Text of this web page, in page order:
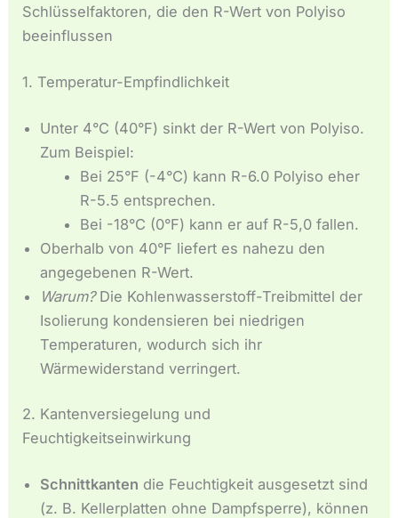
Schlüsselfaktoren, die den R-Wert von Polyiso
beeinflussen
1. Temperatur-Empfindlichkeit
Unter 4°C (40°F) sinkt der R-Wert von Polyiso.
Zum Beispiel:
Bei 25°F (-4°C) kann R-6.0 Polyiso eher
R-5.5 entsprechen.
Bei -18°C (0°F) kann er auf R-5,0 fallen.
Oberhalb von 40°F liefert es nahezu den
angegebenen R-Wert.
Warum?Die Kohlenwasserstoff-Treibmittel der
Isolierung kondensieren bei niedrigen
Temperaturen, wodurch sich ihr
Wärmewiderstand verringert.
2. Kantenversiegelung und
Feuchtigkeitseinwirkung
Schnittkanten die Feuchtigkeit ausgesetzt sind
(z. B. Kellerplatten ohne Dampfsperre), können